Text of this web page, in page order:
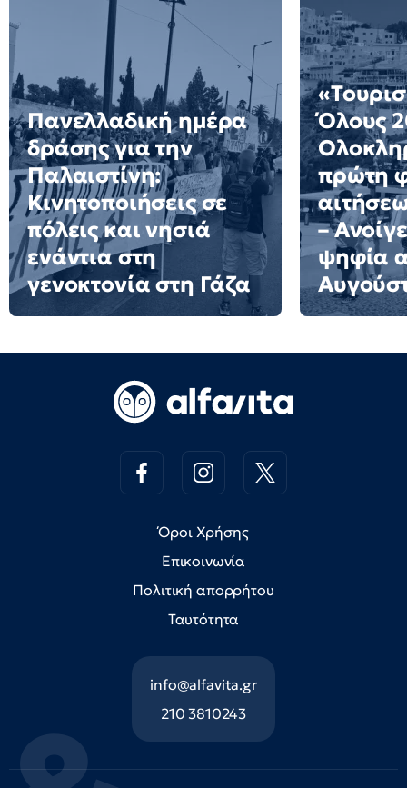
Πανελλαδική ημέρα
δράσης για την
Παλαιστίνη:
Κινητοποιήσεις σε
πόλεις και νησιά
ενάντια στη
γενοκτονία στη Γάζα
Όλους
πρώτη
–
ψηφία
Όροι Χρήσης
Επικοινωνία
Πολιτική απορρήτου
Ταυτότητα
info@alfavita.gr
210 3810243